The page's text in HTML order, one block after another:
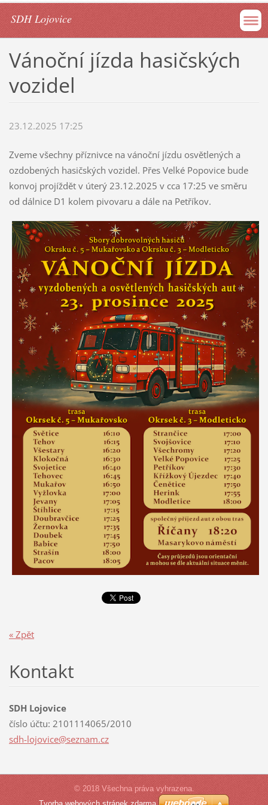
SDH Lojovice
Vánoční jízda hasičských
vozidel
23.12.2025 17:25
Zveme všechny příznivce na vánoční jízdu osvětlených a
ozdobených hasičských vozidel. Přes Velké Popovice bude
konvoj projíždět v úterý 23.12.2025 v cca 17:25 ve směru
od dálnice D1 kolem pivovaru a dále na Petříkov.
« Zpět
Kontakt
SDH Lojovice
číslo účtu: 2101114065/2010
sdh-lojovice@seznam.cz
© 2018 Všechna práva vyhrazena.